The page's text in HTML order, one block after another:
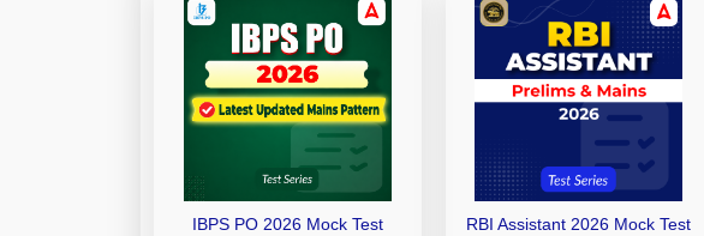
IBPS PO 2026 Mock Test
RBI Assistant 2026 Mock Test